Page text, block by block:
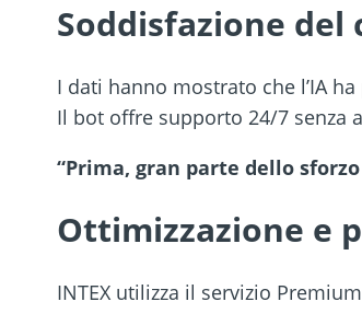
Soddisfazione del
I dati hanno mostrato che l’IA
Il bot offre supporto 24/7 senza
“Prima, gran parte dello
Ottimizzazione e
INTEX utilizza il servizio